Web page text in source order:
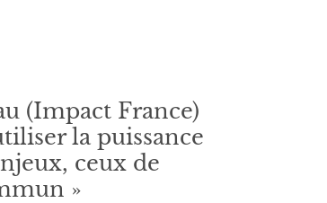
(Impact France)
la puissance
ceux de
»